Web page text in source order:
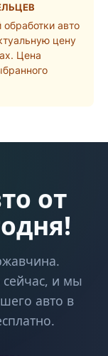
авто
цену
Цена
от
и мы
авто в